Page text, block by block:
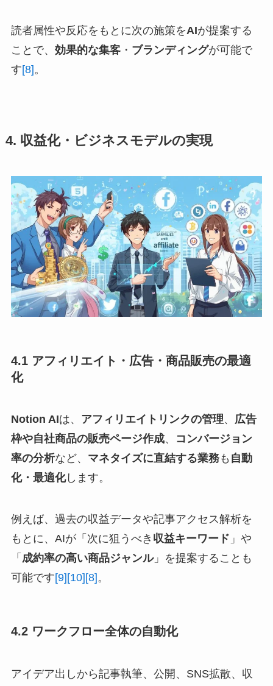
読者属性や反応をもとに次の施策をAIが提案する
ことで、 効果的な集客・ ブランディングが可能で
す[8]。
4. 収益化・ビジネスモデルの実現
4.1 アフィリエイト・広告・商品販売の最適
化
Notion AIは、 アフィリエイトリンクの管理、 広告
枠や自社商品の販売ページ作成、
コンバージョン
率の分析など、 マネタイズに直結する業務も 自動
化・最適化します。
例えば、過去の収益データや記事アクセス解析を
もとに、AIが「次に狙うべき 収益キーワード 」や
「 成約率の高い商品ジャンル」を提案することも
可能です[9] [10] [8]。
4.2 ワークフロー全体の自動化
アイデア出しから記事執筆、公開、SNS拡散、収